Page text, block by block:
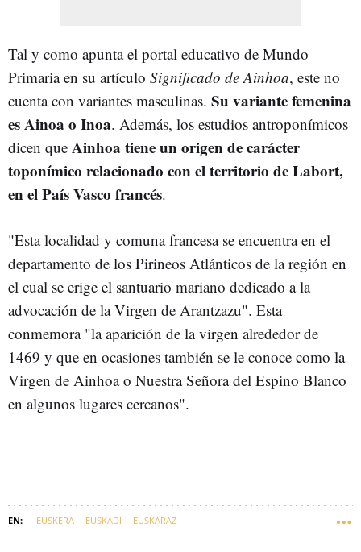
Tal y como apunta el portal educativo de Mundo
Primaria en su artículo Significado de Ainhoa, este no
cuenta con variantes masculinas. Su variante femenina
es Ainoa o Inoa. Además, los estudios antroponímicos
dicen que Ainhoa tiene un origen de carácter
toponímico relacionado con el territorio de Labort,
en el País Vasco francés.
"Esta localidad y comuna francesa se encuentra en el
departamento de los Pirineos Atlánticos de la región en
el cual se erige el santuario mariano dedicado a la
advocación de la Virgen de Arantzazu". Esta
conmemora "la aparición de la virgen alrededor de
1469 y que en ocasiones también se le conoce como la
Virgen de Ainhoa o Nuestra Señora del Espino Blanco
en algunos lugares cercanos".
EUSKERA EUSKADI EUSKARAZ